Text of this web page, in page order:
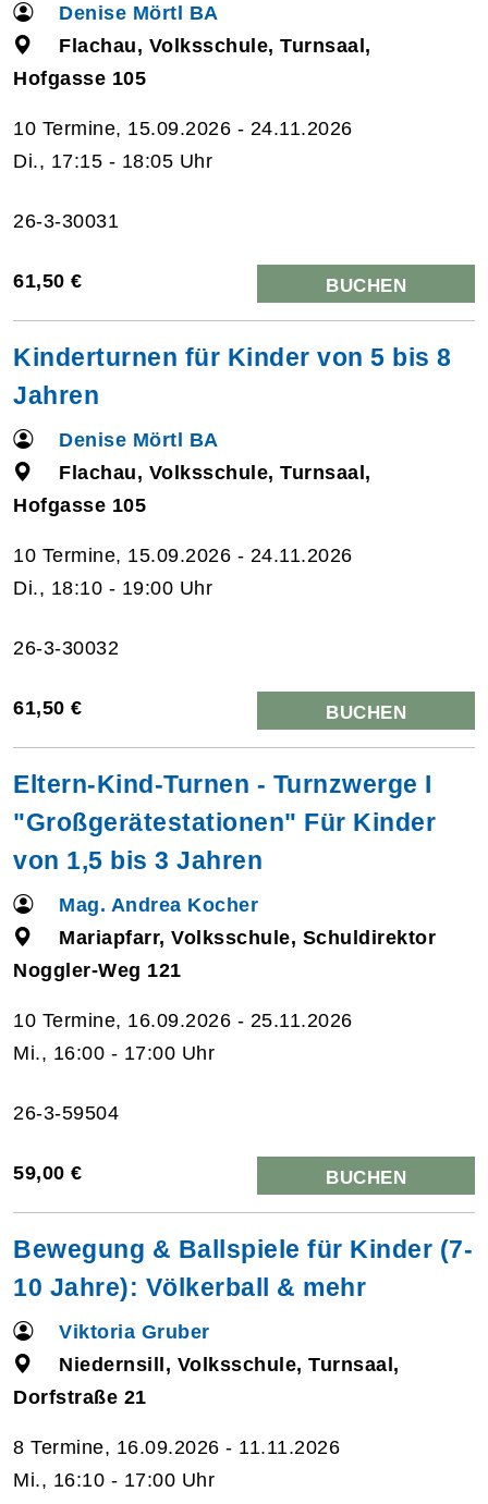
Denise Mörtl BA
Flachau, Volksschule, Turnsaal,
Hofgasse 105
10 Termine, 15.09.2026 - 24.11.2026
Di., 17:15 - 18:05 Uhr
26-3-30031
61,50 € BUCHEN
Kinderturnen für Kinder von 5 bis 8
Jahren
Denise Mörtl BA
Flachau, Volksschule, Turnsaal,
Hofgasse 105
10 Termine, 15.09.2026 - 24.11.2026
Di., 18:10 - 19:00 Uhr
26-3-30032
61,50 € BUCHEN
Eltern-Kind-Turnen - Turnzwerge I
"Großgerätestationen" Für Kinder
von 1,5 bis 3 Jahren
Mag. Andrea Kocher
Mariapfarr, Volksschule, Schuldirektor
Noggler-Weg 121
10 Termine, 16.09.2026 - 25.11.2026
Mi., 16:00 - 17:00 Uhr
26-3-59504
59,00 € BUCHEN
Bewegung & Ballspiele für Kinder (7-
10 Jahre): Völkerball & mehr
Viktoria Gruber
Niedernsill, Volksschule, Turnsaal,
Dorfstraße 21
8 Termine, 16.09.2026 - 11.11.2026
Mi., 16:10 - 17:00 Uhr